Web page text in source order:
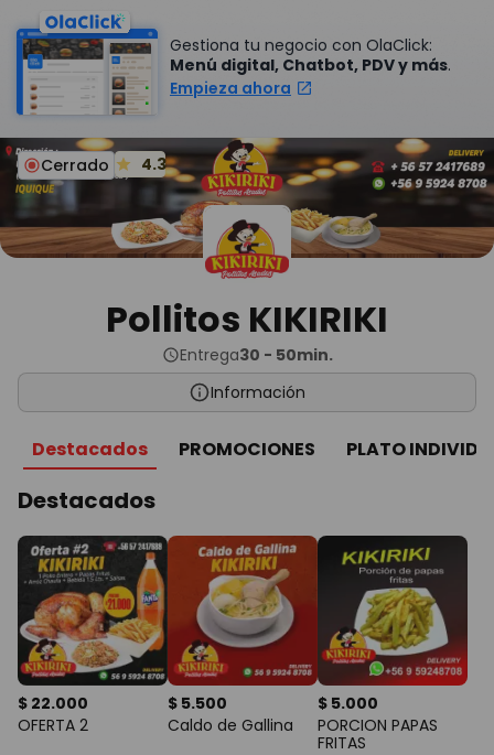
Gestiona tu negocio con OlaClick:
Menú digital, Chatbot, PDV y más.
Empieza ahora
Cerrado 4.3
Pollitos KIKIRIKI
Entrega30 - 50min.
Información
Destacados PROMOCIONES PLATO
Destacados
$ 22.000
OFERTA 2
$ 5.500
Caldo de Gallina
$ 5.000
PORCION PAPAS
FRITAS